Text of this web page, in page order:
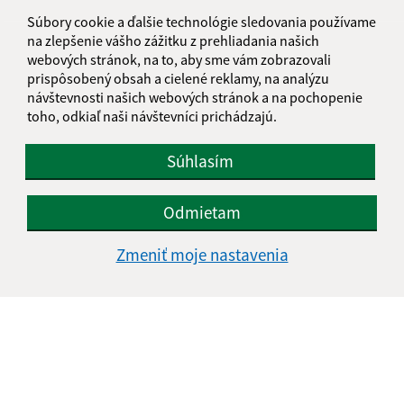
Súbory cookie a ďalšie technológie sledovania používame
na zlepšenie vášho zážitku z prehliadania našich
webových stránok, na to, aby sme vám zobrazovali
prispôsobený obsah a cielené reklamy, na analýzu
návštevnosti našich webových stránok a na pochopenie
toho, odkiaľ naši návštevníci prichádzajú.
Súhlasím
Odmietam
Zmeniť moje nastavenia
Informácie o stránke:
Vyhlásenie o prístupnosti
Autorské práva
Ochrana osobných údajov
Navigácia:
Mapa stránok
Cookies
Rýchle odkazy: